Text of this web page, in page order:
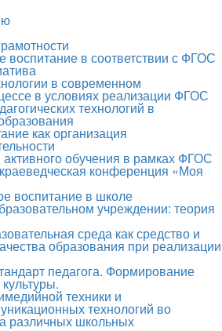
воспитание в соответствии с ФГОС
в современном
в условиях реализации ФГОС
технологий в
как организация
обучения в рамках ФГОС
конференция «Моя
воспитание в школе
учреждении: теория
среда как средство и
образования при реализации
педагога. Формирование
техники и
технологий во
различных школьных